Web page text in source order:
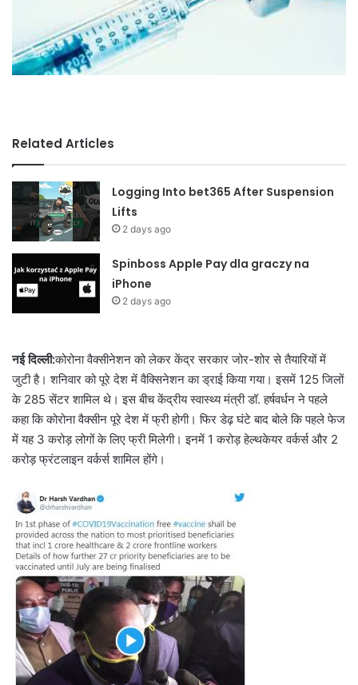
Related Articles
Logging Into bet365 After Suspension
Lifts
2 days ago
Spinboss Apple Pay dla graczy na
iPhone
2 days ago
नई दिल्ली:कोरोना वैक्सीनेशन को लेकर केंद्र सरकार जोर-शोर से तैयारियों में
जुटी है। शनिवार को पूरे देश में वैक्सिनेशन का ड्राई किया गया। इसमें 125 जिलों
के 285 सेंटर शामिल थे। इस बीच केंद्रीय स्वास्थ्य मंत्री डॉ. हर्षवर्धन ने पहले
कहा कि कोरोना वैक्सीन पूरे देश में फ्री होगी। फिर डेढ़ घंटे बाद बोले कि पहले फेज
में यह 3 करोड़ लोगों के लिए फ्री मिलेगी। इनमें 1 करोड़ हेल्थकेयर वर्कर्स और 2
करोड़ फ्रंटलाइन वर्कर्स शामिल होंगे।